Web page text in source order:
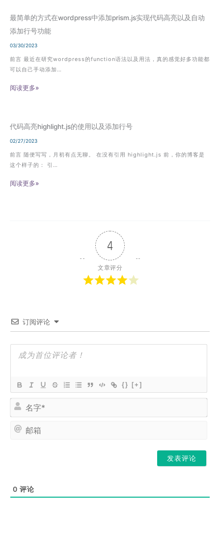
最简单的方式在wordpress中添加prism.js实现代码高亮以及自动
添加行号功能
03/30/2023
前言 最近在研究wordpress的function语法以及用法，真的感觉好多功能都
可以自己手动添加…
阅读更多»
代码高亮highlight.js的使用以及添加行号
02/27/2023
前言 随便写写，月初有点无聊。 在没有引用 highlight.js 前，你的博客是
这个样子的： 引…
阅读更多»
4
文章评分
订阅评论
{} [+]
名
0 评论